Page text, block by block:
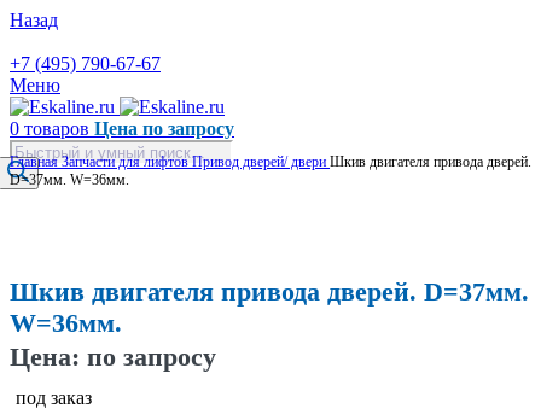
Назад
+7 (495) 790-67-67
Меню
0 товаров Цена по запросу
Поиск
товаров
ГлавнаяЗапчасти для лифтовПривод дверей/ двери Шкив двигателя привода дверей.
D=37мм. W=36мм.
Шкив двигателя привода дверей. D=37мм.
W=36мм.
Цена: по запросу
под заказ